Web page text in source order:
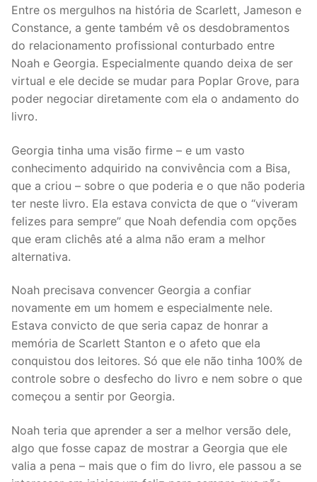
Entre os mergulhos na história de Scarlett, Jameson e
Constance, a gente também vê os desdobramentos
do relacionamento profissional conturbado entre
Noah e Georgia. Especialmente quando deixa de ser
virtual e ele decide se mudar para Poplar Grove, para
poder negociar diretamente com ela o andamento do
livro.
Georgia tinha uma visão firme – e um vasto
conhecimento adquirido na convivência com a Bisa,
que a criou – sobre o que poderia e o que não poderia
ter neste livro. Ela estava convicta de que o “viveram
felizes para sempre” que Noah defendia com opções
que eram clichês até a alma não eram a melhor
alternativa.
Noah precisava convencer Georgia a confiar
novamente em um homem e especialmente nele.
Estava convicto de que seria capaz de honrar a
memória de Scarlett Stanton e o afeto que ela
conquistou dos leitores. Só que ele não tinha 100% de
controle sobre o desfecho do livro e nem sobre o que
começou a sentir por Georgia.
Noah teria que aprender a ser a melhor versão dele,
algo que fosse capaz de mostrar a Georgia que ele
valia a pena – mais que o fim do livro, ele passou a se